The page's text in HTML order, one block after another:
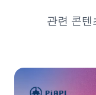
관련 콘